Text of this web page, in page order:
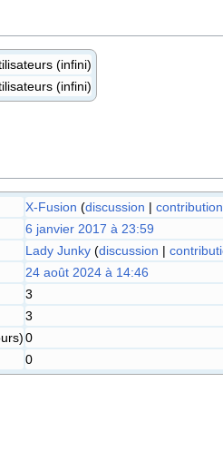
(infini)
(infini)
X-Fusion (discussion |
6 janvier 2017 à 23:59
Lady Junky (discussion |
24 août 2024 à 14:46
3
3
0
0